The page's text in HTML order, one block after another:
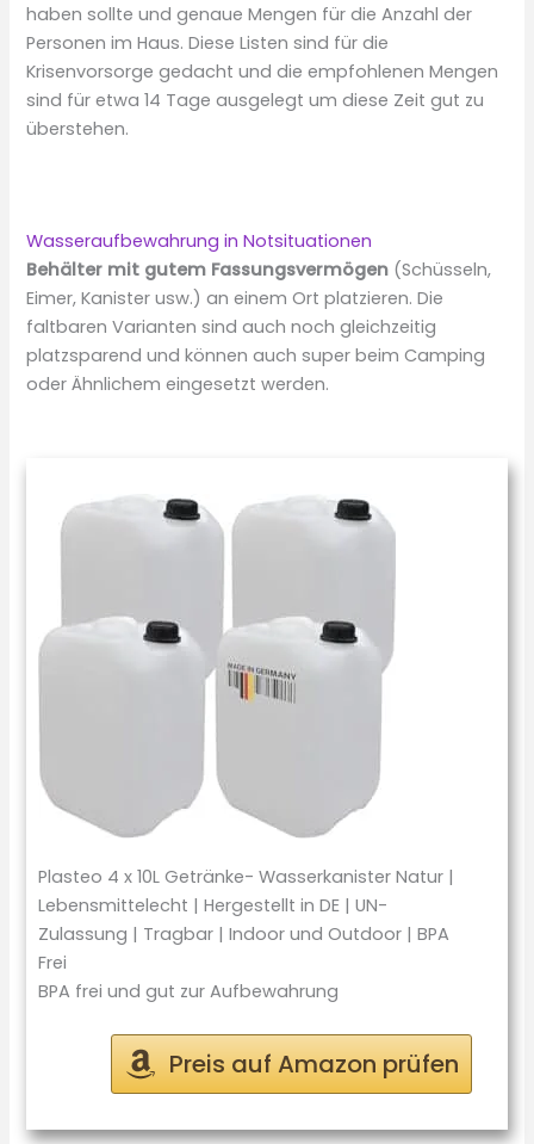
haben sollte und genaue Mengen für die Anzahl der
Personen im Haus. Diese Listen sind für die
Krisenvorsorge gedacht und die empfohlenen Mengen
sind für etwa 14 Tage ausgelegt um diese Zeit gut zu
überstehen.
Wasseraufbewahrung in Notsituationen
Behälter mit gutem Fassungsvermögen (Schüsseln,
Eimer, Kanister usw.) an einem Ort platzieren. Die
faltbaren Varianten sind auch noch gleichzeitig
platzsparend und können auch super beim Camping
oder Ähnlichem eingesetzt werden.
Plasteo 4 x 10L Getränke- Wasserkanister Natur |
Lebensmittelecht | Hergestellt in DE | UN-
Zulassung | Tragbar | Indoor und Outdoor | BPA
Frei
BPA frei und gut zur Aufbewahrung
Preis auf Amazon prüfen